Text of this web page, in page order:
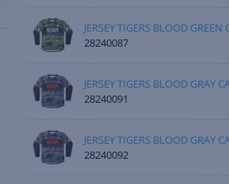
JERSEY TIGERS BLOOD GREEN
28240087
JERSEY TIGERS BLOOD GRAY
28240091
JERSEY TIGERS BLOOD GRAY
28240092